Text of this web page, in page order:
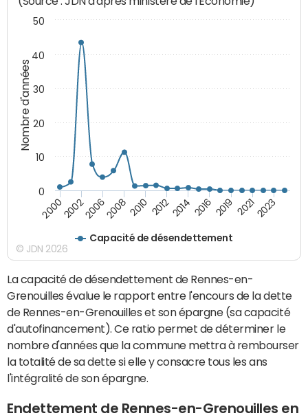
Nombre d'années
Capacité de désendettement
20002002200620082010 20122014 2016 2019 20212023
0
10
20
30
40
50
© JDN 2026
La capacité de désendettement de Rennes-en-
Grenouilles évalue le rapport entre l'encours de la dette
de Rennes-en-Grenouilles et son épargne (sa capacité
d'autofinancement). Ce ratio permet de déterminer le
nombre d'années que la commune mettra à rembourser
la totalité de sa dette si elle y consacre tous les ans
l'intégralité de son épargne.
Endettement de Rennes-en-Grenouilles en